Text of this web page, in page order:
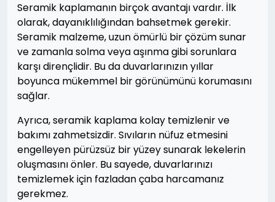
Seramik kaplamanın birçok avantajı vardır. İlk
olarak, dayanıklılığından bahsetmek gerekir.
Seramik malzeme, uzun ömürlü bir çözüm sunar
ve zamanla solma veya aşınma gibi sorunlara
karşı dirençlidir. Bu da duvarlarınızın yıllar
boyunca mükemmel bir görünümünü korumasını
sağlar.
Ayrıca, seramik kaplama kolay temizlenir ve
bakımı zahmetsizdir. Sıvıların nüfuz etmesini
engelleyen pürüzsüz bir yüzey sunarak lekelerin
oluşmasını önler. Bu sayede, duvarlarınızı
temizlemek için fazladan çaba harcamanız
gerekmez.